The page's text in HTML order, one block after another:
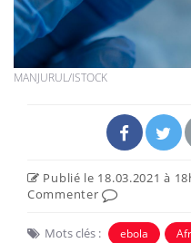
MANJURUL/ISTOCK
Publié le 18.03.2021 à
Commenter
Mots clés : ebola